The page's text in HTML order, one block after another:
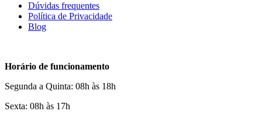
Dúvidas frequentes
Política de Privacidade
Blog
Horário de funcionamento
Segunda a Quinta: 08h às 18h
Sexta: 08h às 17h